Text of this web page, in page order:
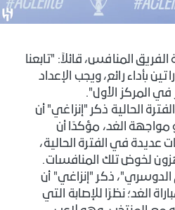
المنافس، قائلاً: "تابعنا
بأداء رائع، ويجب الإعداد
المركز الأول".
الحالية ذكر "إنزاغي" أن
الغد، مؤكدًا أن
في الفترة الحالية،
لخوض تلك المنافسات.
ذكر "إنزاغي" أن
الغد؛ نظرًا للإصابة التي